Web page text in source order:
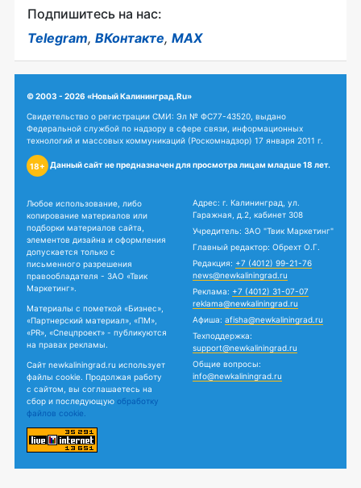
Подпишитесь на нас:
Telegram, ВКонтакте, MAX
© 2003 - 2026 «Новый Калининград.Ru»
Свидетельство о регистрации СМИ: Эл № ФС77-43520, выдано
Федеральной службой по надзору в сфере связи, информационных
технологий и массовых коммуникаций (Роскомнадзор) 17 января 2011 г.
18+ Данный сайт не предназначен для просмотра лицам младше 18 лет.
Любое использование, либо
копирование материалов или
подборки материалов сайта,
элементов дизайна и оформления
допускается только с
письменного разрешения
правообладателя - ЗАО «Твик
Маркетинг».
Материалы с пометкой «Бизнес»,
«Партнерский материал», «ПМ»,
«PR», «Спецпроект» - публикуются
на правах рекламы.
Сайт newkaliningrad.ru использует
файлы cookie. Продолжая работу
с сайтом, вы соглашаетесь на
сбор и последующую обработку
файлов cookie.
Адрес: г. Калининград, ул.
Гаражная, д.2, кабинет 308
Учредитель: ЗАО "Твик Маркетинг"
Главный редактор: Обрехт О.Г.
Редакция: +7 (4012) 99-21-76
news@newkaliningrad.ru
Реклама: +7 (4012) 31-07-07
reklama@newkaliningrad.ru
Афиша: afisha@newkaliningrad.ru
Техподдержка:
support@newkaliningrad.ru
Общие вопросы:
info@newkaliningrad.ru